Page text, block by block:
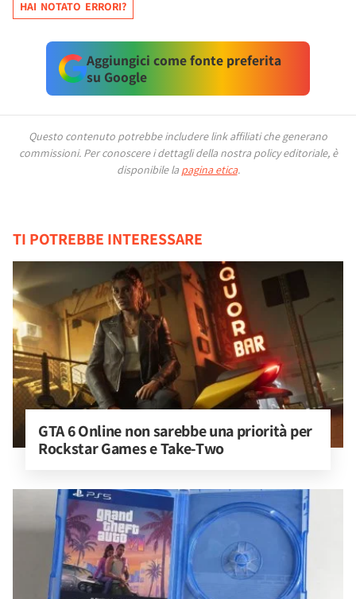
HAI NOTATO ERRORI?
Aggiungici come fonte preferita
su Google
Questo contenuto potrebbe includere link affiliati che generano
commissioni. Per conoscere i dettagli della nostra policy editoriale, è
disponibile la pagina etica.
TI POTREBBE INTERESSARE
GTA 6 Online non sarebbe una priorità per
Rockstar Games e Take-Two